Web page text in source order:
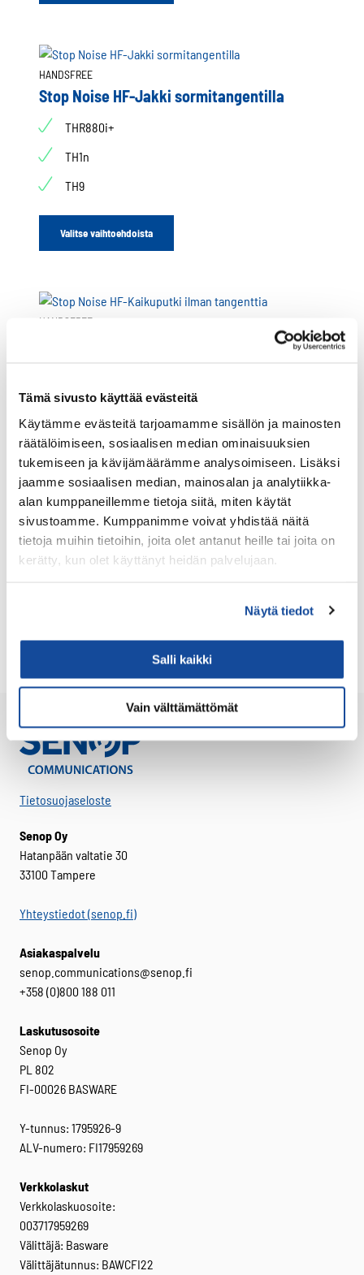
Tämä sivusto käyttää evästeitä
Käytämme evästeitä tarjoamamme sisällön ja mainosten
räätälöimiseen, sosiaalisen median ominaisuuksien
tukemiseen ja kävijämäärämme analysoimiseen. Lisäksi
jaamme sosiaalisen median, mainosalan ja analytiikka-
alan kumppaneillemme tietoja siitä, miten käytät
sivustoamme. Kumppanimme voivat yhdistää näitä
tietoja muihin tietoihin, joita olet antanut heille tai joita on
kerätty, kun olet käyttänyt heidän palvelujaan.
Näytä tiedot
Salli kaikki
Vain välttämättömät
HANDSFREE
Stop Noise HF-Jakki sormitangentilla
THR880i+
TH1n
TH9
Valitse vaihtoehdoista
HANDSFREE
Stop Noise HF-Kaikuputki ilman tangenttia
TH1n
TH9
Valitse vaihtoehdoista
1 2 3 … 11
Tietosuojaseloste
Senop Oy
Hatanpään valtatie 30
33100 Tampere
Yhteystiedot (senop.fi)
Asiakaspalvelu
senop.communications@senop.fi
+358 (0)800 188 011
Laskutusosoite
Senop Oy
PL 802
FI-00026 BASWARE
Y-tunnus: 1795926-9
ALV-numero: FI17959269
Verkkolaskut
Verkkolaskuosoite:
003717959269
Välittäjä: Basware
Välittäjätunnus: BAWCFI22